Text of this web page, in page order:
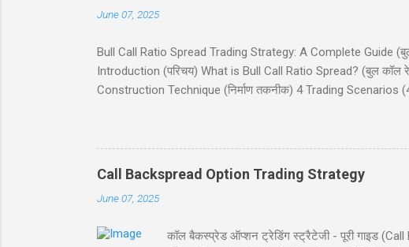
June 07, 2025
Bull Call Ratio Spread Trading Strategy: A Complete Guide
Introduction (परिचय) What is Bull Call Ratio Spread? (बुल कॉल
Construction Technique (निर्माण तकनीक) 4 Trading Scenarios
(निष्कर्ष) Disclaimer (अस्वीकरण) Introduction (परिचय) बुल कॉल
व्यू (view) वाले ट्रेडर्स के लिए आदर्श है। यह रणनीति दो कॉल ऑप्शन
Call Backspread Option Trading Strategy
June 07, 2025
कॉल बैकस्प्रेड ऑप्शन ट्रेडिंग स्ट्रैटेजी - पूरी गाइड